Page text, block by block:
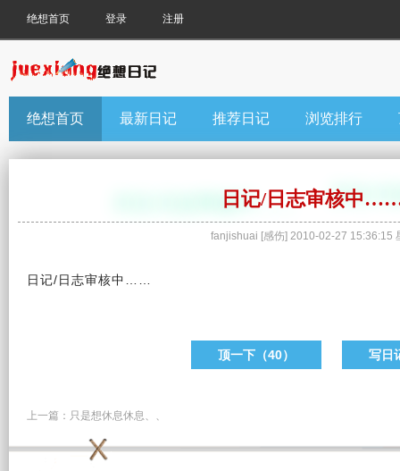
绝想首页 登录 注册
绝想首页 最新日记 推荐日记 浏览排行
日记/日志审核中
fanjishuai [感伤] 2010-02-27 15:36:15
日记/日志审核中……
顶一下（40） 写日
上一篇： 只是想休息休息、、